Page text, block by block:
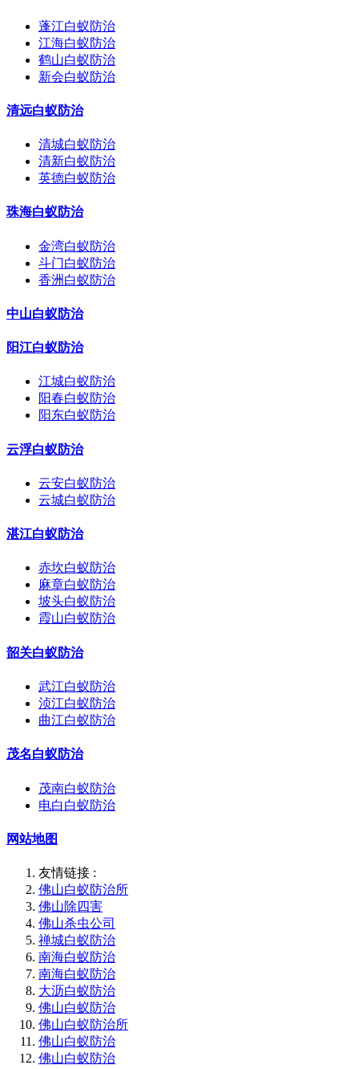
蓬江白蚁防治
江海白蚁防治
鹤山白蚁防治
新会白蚁防治
清远白蚁防治
清城白蚁防治
清新白蚁防治
英德白蚁防治
珠海白蚁防治
金湾白蚁防治
斗门白蚁防治
香洲白蚁防治
中山白蚁防治
阳江白蚁防治
江城白蚁防治
阳春白蚁防治
阳东白蚁防治
云浮白蚁防治
云安白蚁防治
云城白蚁防治
湛江白蚁防治
赤坎白蚁防治
麻章白蚁防治
坡头白蚁防治
霞山白蚁防治
韶关白蚁防治
武江白蚁防治
浈江白蚁防治
曲江白蚁防治
茂名白蚁防治
茂南白蚁防治
电白白蚁防治
网站地图
友情链接 :
佛山白蚁防治所
佛山除四害
佛山杀虫公司
禅城白蚁防治
南海白蚁防治
南海白蚁防治
大沥白蚁防治
佛山白蚁防治
佛山白蚁防治所
佛山白蚁防治
佛山白蚁防治